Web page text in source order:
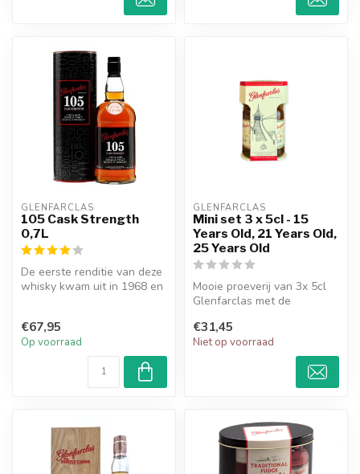
GLENFARCLAS
105 Cask Strength
0,7L
De eerste renditie van deze
whisky kwam uit in 1968 en
€67,95
Op voorraad
GLENFARCLAS
Mini set 3 x 5cl - 15
Years Old, 21 Years Old,
25 Years Old
Mooie proeverij van 3x 5cl
Glenfarclas met de
Years & 2...
€31,45
Niet op voorraad